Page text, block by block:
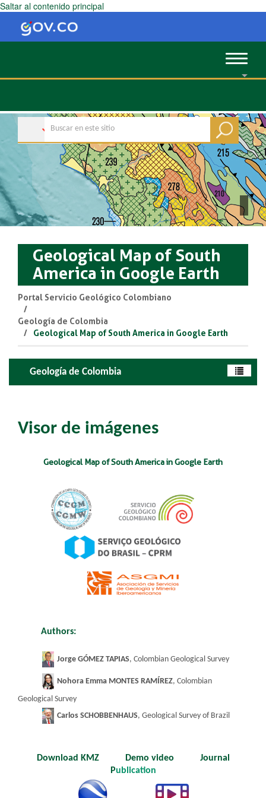
Saltar al contenido principal
Toggle
Geological Map of South
America in Google Earth
Portal Servicio Geológico Colombiano
Geología de Colombia
Geological Map of South America in Google Earth
Geología de Colombia
Visor de imágenes
Geolog​ical Map of South America in Google Earth
Authors:
Jorge GÓMEZ TAPIAS, Colombian Geological Survey
Nohora Emma MONTES RAMÍREZ, Colombian
Geological Survey
Carlos SCHOBBENHAUS, Geological Survey of Brazil
Download KMZ Demo video
Journal
Publication